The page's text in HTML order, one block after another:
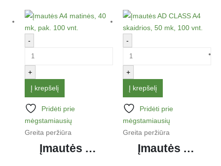
-
+
Į krepšelį
Pridėti prie
mėgstamiausių
Greita peržiūra
Įmautės A4 matinės, 40 mk, pak. 100 vnt.
-
+
Į krepšelį
Pridėti prie
mėgstamiausių
Greita peržiūra
Įmautės AD CLASS A4 skaidrios, 50 mk, 100 vnt.